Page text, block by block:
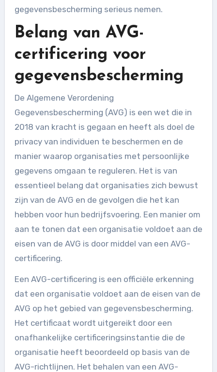
gegevensbescherming serieus nemen.
Belang van AVG-
certificering voor
gegevensbescherming
De Algemene Verordening
Gegevensbescherming (AVG) is een wet die in
2018 van kracht is gegaan en heeft als doel de
privacy van individuen te beschermen en de
manier waarop organisaties met persoonlijke
gegevens omgaan te reguleren. Het is van
essentieel belang dat organisaties zich bewust
zijn van de AVG en de gevolgen die het kan
hebben voor hun bedrijfsvoering. Een manier om
aan te tonen dat een organisatie voldoet aan de
eisen van de AVG is door middel van een AVG-
certificering.
Een AVG-certificering is een officiële erkenning
dat een organisatie voldoet aan de eisen van de
AVG op het gebied van gegevensbescherming.
Het certificaat wordt uitgereikt door een
onafhankelijke certificeringsinstantie die de
organisatie heeft beoordeeld op basis van de
AVG-richtlijnen. Het behalen van een AVG-